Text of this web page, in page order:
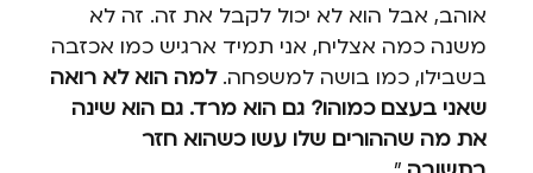
אוהב, אבל הוא לא יכול לקבל את זה. זה לא
משנה כמה אצליח, אני תמיד ארגיש כמו אכזבה
בשבילו, כמו בושה למשפחה.למה הוא לא רואה
שאני בעצם כמוהו? גם הוא מרד. גם הוא שינה
את מה שההורים שלו עשו כשהוא חזר